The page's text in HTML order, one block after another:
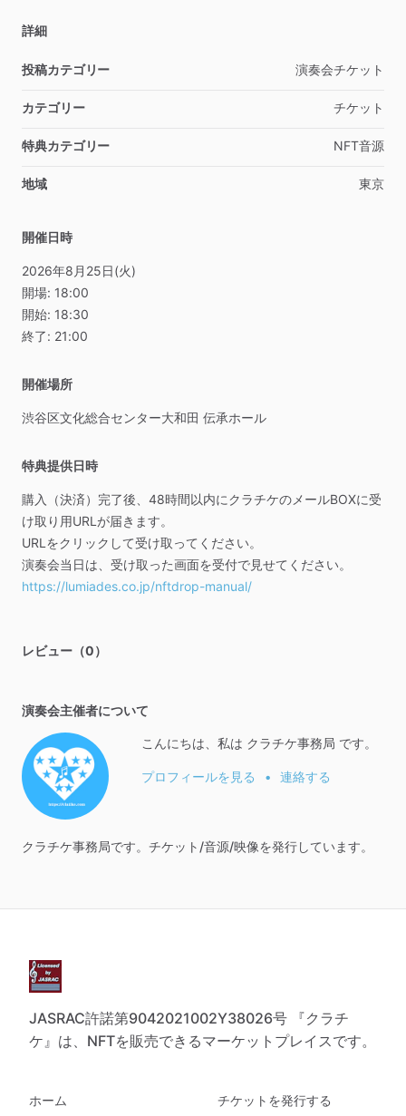
詳細
投稿カテゴリー 演奏会チケット
カテゴリー チケット
特典カテゴリー NFT音源
地域 東京
開催日時
2026年8月25日(火)
開場: 18:00
開始: 18:30
終了: 21:00
開催場所
渋谷区文化総合センター大和田 伝承ホール
特典提供日時
購入（決済）完了後、48時間以内にクラチケのメールBOXに受
け取り用URLが届きます。
URLをクリックして受け取ってください。
演奏会当日は、受け取った画面を受付で見せてください。
https://lumiades.co.jp/nftdrop-manual/
レビュー（0）
演奏会主催者について
こんにちは、私は クラチケ事務局 です。
プロフィールを見る • 連絡する
クラチケ事務局です。チケット ​/​音源​/​映像を発行しています。
JASRAC許諾第9042021002Y38026号 『クラチ
ケ』は、NFTを販売できるマーケットプレイスです。
ホーム
チケットを発行する